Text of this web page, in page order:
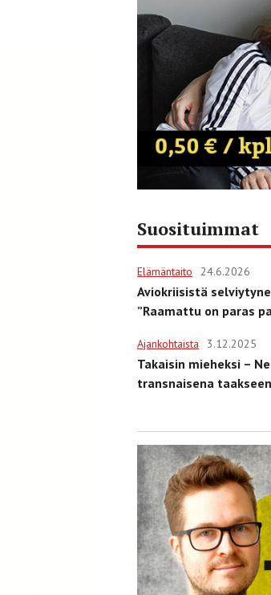
Suosituimmat
Elämäntaito 24.6.2026
Aviokriisistä
”Raamattu on paras
Ajankohtaista 3.12.2025
Takaisin mieheksi –
transnaisena taakseen